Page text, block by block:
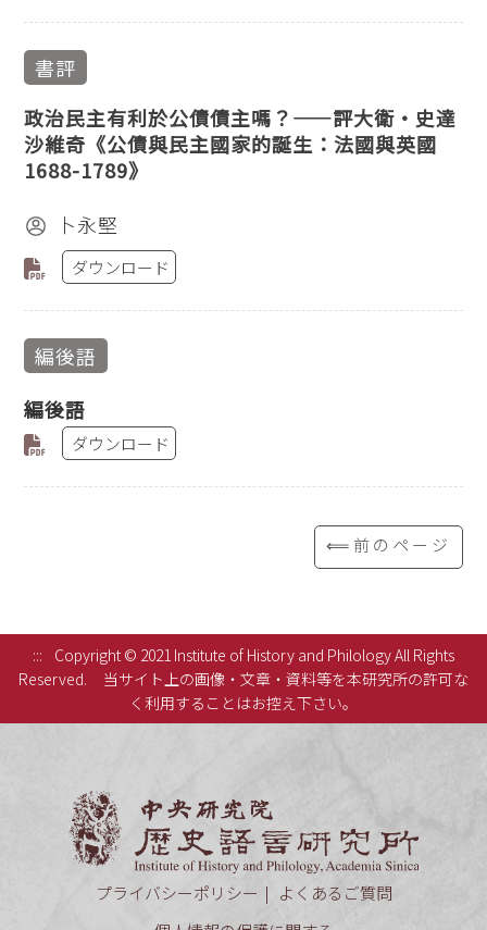
書評
政治民主有利於公債債主嗎？——評大衛‧史達
沙維奇《公債與民主國家的誕生：法國與英國
1688-1789》
卜永堅
ダウンロード
編後語
編後語
ダウンロード
⟸前のページ
:::
Copyright © 2021 Institute of History and Philology All Rights
Reserved.
当サイト上の画像・文章・資料等を本研究所の許可な
く利用することはお控え下さい。
プライバシーポリシー
よくあるご質問